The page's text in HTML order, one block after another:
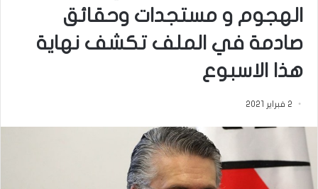
الهجوم و مستجدات وحقائق
صادمة في الملف تكشف نهاية
هذا الاسبوع
2 فبراير 2021